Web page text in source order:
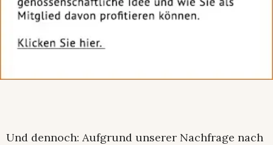
Und dennoch: Aufgrund unserer Nachfrage nach